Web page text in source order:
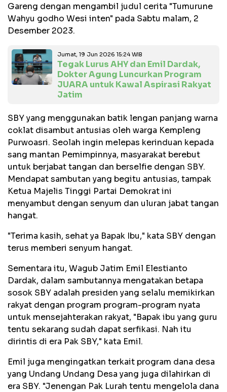
Gareng dengan mengambil judul cerita "Tumurune
Wahyu godho Wesi inten" pada Sabtu malam, 2
Desember 2023.
Jumat, 19 Jun 2026 15:24 WIB
Tegak Lurus AHY dan Emil Dardak,
Dokter Agung Luncurkan Program
JUARA untuk Kawal Aspirasi Rakyat
Jatim
SBY yang menggunakan batik lengan panjang warna
coklat disambut antusias oleh warga Kempleng
Purwoasri. Seolah ingin melepas kerinduan kepada
sang mantan Pemimpinnya, masyarakat berebut
untuk berjabat tangan dan berselfie dengan SBY.
Mendapat sambutan yang begitu antusias, tampak
Ketua Majelis Tinggi Partai Demokrat ini
menyambut dengan senyum dan uluran jabat tangan
hangat.
"Terima kasih, sehat ya Bapak Ibu," kata SBY dengan
terus memberi senyum hangat.
Sementara itu, Wagub Jatim Emil Elestianto
Dardak, dalam sambutannya mengatakan betapa
sosok SBY adalah presiden yang selalu memikirkan
rakyat dengan program program-program nyata
untuk mensejahterakan rakyat, "Bapak ibu yang guru
tentu sekarang sudah dapat serfikasi. Nah itu
dirintis di era Pak SBY," kata Emil.
Emil juga mengingatkan terkait program dana desa
yang Undang Undang Desa yang juga dilahirkan di
era SBY. "Jenengan Pak Lurah tentu mengelola dana